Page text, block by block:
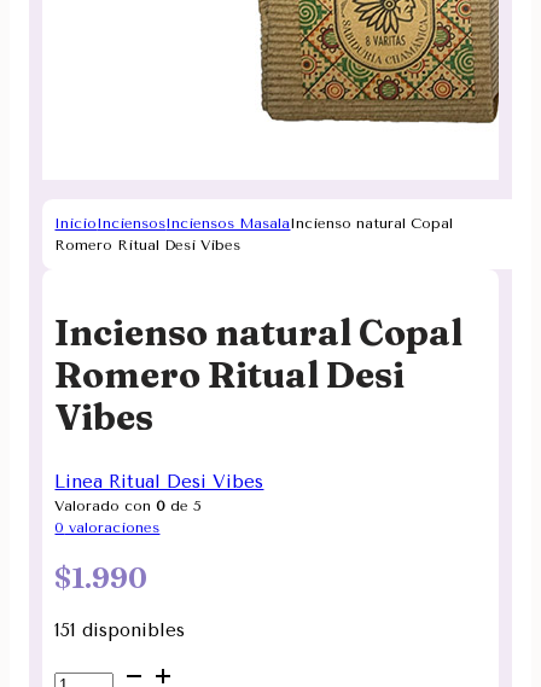
InicioInciensosInciensos MasalaIncienso natural Copal
Romero Ritual Desi Vibes
Incienso natural Copal
Romero Ritual Desi
Vibes
Linea Ritual Desi Vibes
Valorado con0 de 5
0 valoraciones
$1.990
151 disponibles
Incienso